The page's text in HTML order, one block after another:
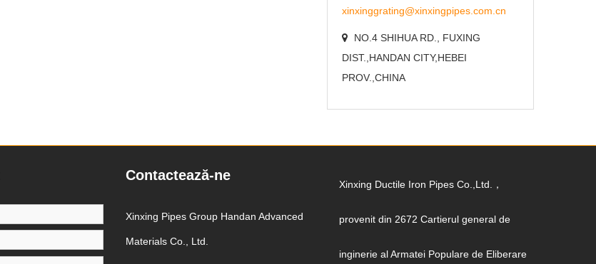
xinxinggrating@xinxingpipes.com.cn
NO.4 SHIHUA RD.
FUXING
DIST.,HANDAN CITY,HEBEI
PROV.,CHINA
Contactează-ne
Xinxing Pipes Group Handan Advanced
Materials Co., Ltd.
Xinxing Ductile Iron Pipes Co.,Ltd.，
provenit din 2672 Cartierul general de
inginerie al Armatei Populare de Eliberare